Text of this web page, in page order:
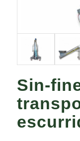
Sin-